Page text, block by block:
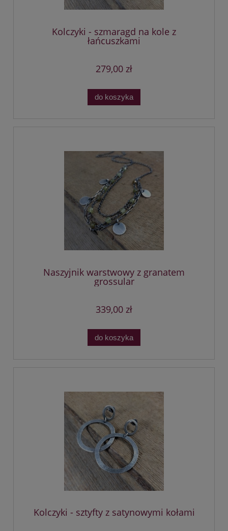
Kolczyki - szmaragd na kole z
łańcuszkami
279,00 zł
do koszyka
Naszyjnik warstwowy z granatem
grossular
339,00 zł
do koszyka
Kolczyki - sztyfty z satynowymi kołami